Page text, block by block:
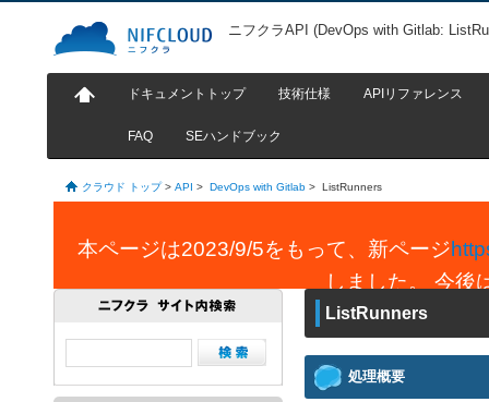
ニフクラAPI (DevOps with Gitlab:
ドキュメントトップ 技術仕様 APIリファレンス
FAQ SEハンドブック
クラウド トップ > API > DevOps with Gitlab > ListRunners
本ページは2023/9/5をもって、新ページ
しました。 今後
ListRunners
処理概要